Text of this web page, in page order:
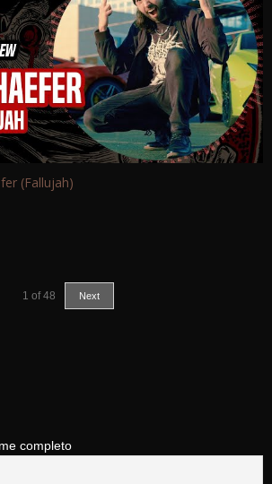
(Fallujah)
1 of 48 Next
completo